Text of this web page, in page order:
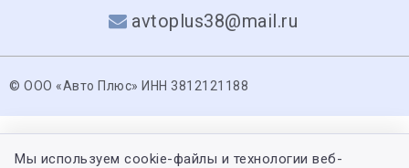
avtoplus38@mail.ru
© ООО «Авто Плюс» ИНН 3812121188
Мы используем cookie-файлы и технологии веб-